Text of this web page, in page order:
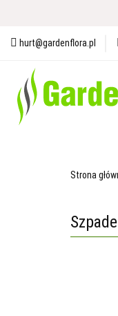
hurt@gardenflora.pl
Strona